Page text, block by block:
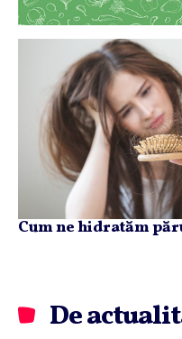
Cum ne hidratăm
De